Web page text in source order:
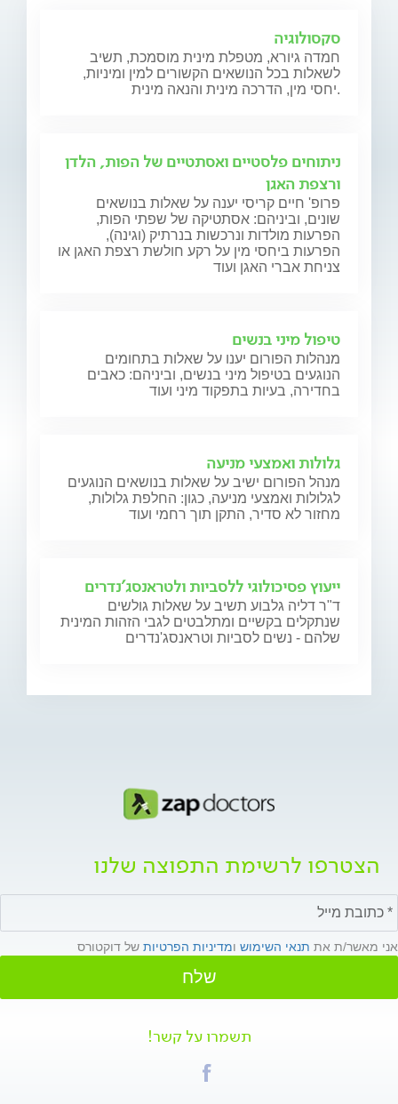
סקסולוגיה
חמדה גיורא, מטפלת מינית מוסמכת, תשיב
לשאלות בכל הנושאים הקשורים למין ומיניות,
יחסי מין, הדרכה מינית והנאה מינית.
ניתוחים פלסטיים ואסתטיים של הפות, הלדן
ורצפת האגן
פרופ' חיים קריסי יענה על שאלות בנושאים
שונים, וביניהם: אסתטיקה של שפתי הפות,
הפרעות מולדות ונרכשות בנרתיק (וגינה),
הפרעות ביחסי מין על רקע חולשת רצפת האגן או
צניחת אברי האגן ועוד
טיפול מיני בנשים
מנהלות הפורום יענו על שאלות בתחומים
הנוגעים בטיפול מיני בנשים, וביניהם: כאבים
בחדירה, בעיות בתפקוד מיני ועוד
גלולות ואמצעי מניעה
מנהל הפורום ישיב על שאלות בנושאים הנוגעים
לגלולות ואמצעי מניעה, כגון: החלפת גלולות,
מחזור לא סדיר, התקן תוך רחמי ועוד
ייעוץ פסיכולוגי ללסביות ולטראנסג'נדרים
ד"ר דליה גלבוע תשיב על שאלות גולשים
שנתקלים בקשיים ומתלבטים לגבי הזהות המינית
שלהם - נשים לסביות וטראנסג'נדרים
הצטרפו לרשימת התפוצה שלנו
אני מאשר/ת את תנאי השימוש ומדיניות הפרטיות של דוקטורס
שלח
תשמרו על קשר!